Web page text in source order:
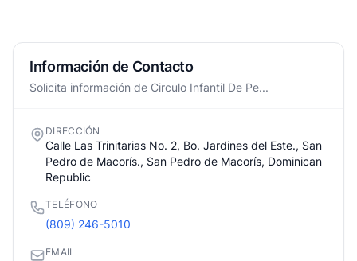
Información de Contacto
Solicita información de Circulo Infantil De Pe...
DIRECCIÓN
Calle Las Trinitarias No. 2, Bo. Jardines del Este., San
Pedro de Macorís., San Pedro de Macorís, Dominican
Republic
TELÉFONO
(809) 246-5010
EMAIL